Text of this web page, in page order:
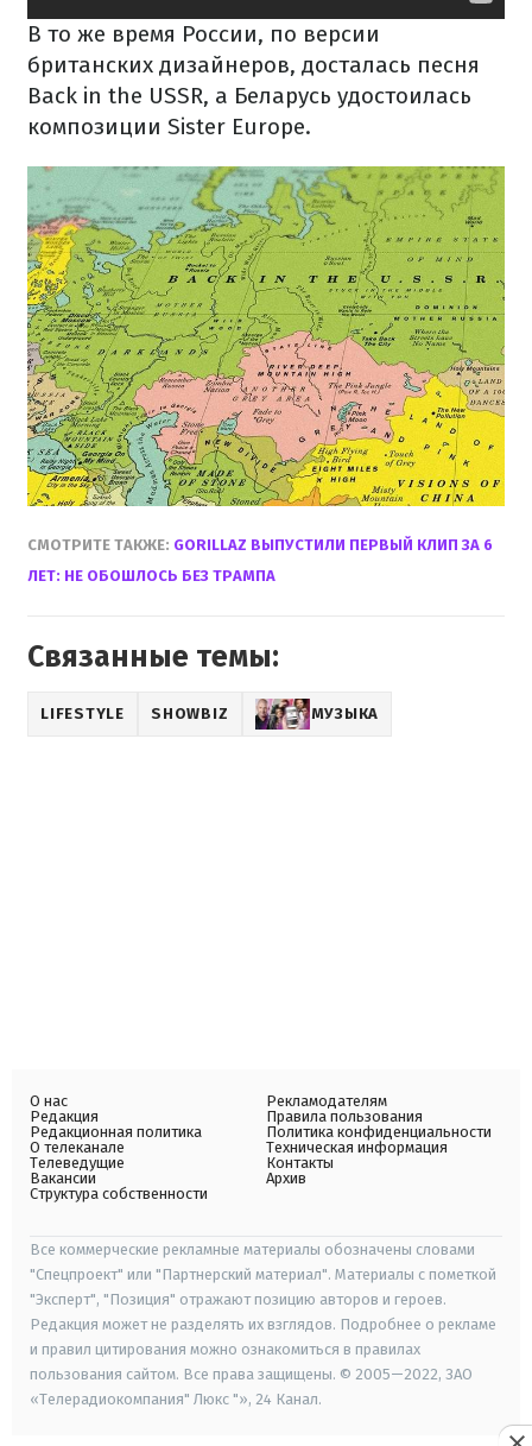
В то же время России, по версии
британских дизайнеров, досталась песня
Back in the USSR, а Беларусь удостоилась
композиции Sister Europe.
СМОТРИТЕ ТАКЖЕ: GORILLAZ ВЫПУСТИЛИ ПЕРВЫЙ КЛИП ЗА 6
ЛЕТ: НЕ ОБОШЛОСЬ БЕЗ ТРАМПА
Связанные темы:
LIFESTYLE SHOWBIZ МУЗЫКА
О нас
Редакция
Редакционная политика
О телеканале
Телеведущие
Вакансии
Структура собственности
Рекламодателям
Правила пользования
Политика конфиденциальности
Техническая информация
Контакты
Архив
Все коммерческие рекламные материалы обозначены словами
"Спецпроект" или "Партнерский материал". Материалы с пометкой
"Эксперт", "Позиция" отражают позицию авторов и героев.
Редакция может не разделять их взглядов. Подробнее о рекламе
и правил цитирования можно ознакомиться в правилах
пользования сайтом. Все права защищены. © 2005—2022, ЗАО
«Телерадиокомпания" Люкс "», 24 Канал.